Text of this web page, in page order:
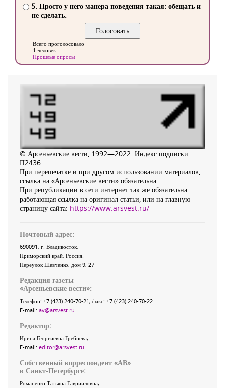
5. Просто у него манера поведения такая: обещать и
не сделать.
Всего проголосовало
1 человек
Прошлые опросы
© Арсеньевские вести, 1992—2022. Индекс подписки:
П2436
При перепечатке и при другом использовании материалов,
ссылка на «Арсеньевские вести» обязательна.
При републикации в сети интернет так же обязательна
работающая ссылка на оригинал статьи, или на главную
страницу сайта: https://www.arsvest.ru/
Почтовый адрес:
690091, г. Владивосток,
Приморский край, Россия.
Переулок Шевченко, дом 9, 27
Редакция газеты
«Арсеньевские вести»:
Телефон: +7 (423) 240-70-21, факс: +7 (423) 240-70-22
E-mail: av@arsvest.ru
Редактор:
Ирина Георгиевна Гребнёва,
E-mail: editor@arsvest.ru
Собственный корреспондент «АВ»
в Санкт-Петербурге:
Романенко Татьяна Гаврииловна,